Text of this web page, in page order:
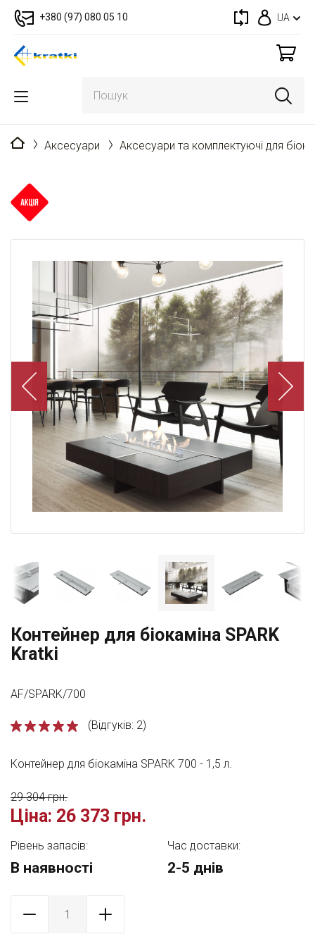
+380 (97) 080 05 10 UA
Головна
Аксесуари Аксесуари та комплектуючі для
Контейнер для біокаміна SPARK
Kratki
AF/SPARK/700
(Відгуків: 2)
Контейнер для біокаміна SPARK 700 - 1,5 л.
Ціна: 26 373 грн.
29 304 грн.
Рівень запасів:
В наявності
Час доставки:
2-5 днів